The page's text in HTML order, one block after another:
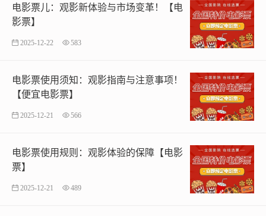
电影票儿：观影新体验与市场变革！【电
影票】
2025-12-22 583
电影票使用须知：观影指南与注意事项！
【便宜电影票】
2025-12-21 566
电影票使用规则：观影体验的保障【电影
票】
2025-12-21 489